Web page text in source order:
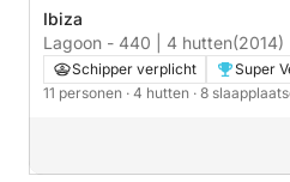
Ibiza
Lagoon - 440 | 4 hutten(2014)
Schipper verplicht Super
11 personen · 4 hutten · 8